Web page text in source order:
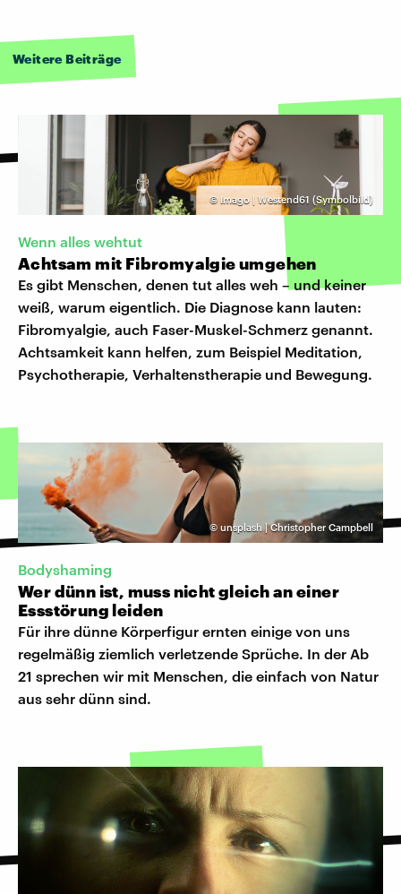
Weitere Beiträge
© Imago | Westend61 (Symbolbild)
Wenn alles wehtut
Achtsam mit Fibromyalgie umgehen
Es gibt Menschen, denen tut alles weh – und keiner
weiß, warum eigentlich. Die Diagnose kann lauten:
Fibromyalgie, auch Faser-Muskel-Schmerz genannt.
Achtsamkeit kann helfen, zum Beispiel Meditation,
Psychotherapie, Verhaltenstherapie und Bewegung.
© unsplash | Christopher Campbell
Bodyshaming
Wer dünn ist, muss nicht gleich an einer
Essstörung leiden
Für ihre dünne Körperfigur ernten einige von uns
regelmäßig ziemlich verletzende Sprüche. In der Ab
21 sprechen wir mit Menschen, die einfach von Natur
aus sehr dünn sind.